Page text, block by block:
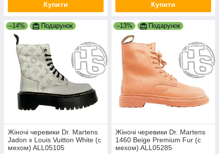
Купити Купити
–14% Подарунок
Жіночі черевики Dr. Martens
Jadon x Louis Vuitton White (с
мехом) ALL05105
–13% Подарунок
Жіночі черевики Dr. Martens
1460 Beige Premium Fur (с
мехом) ALL05285